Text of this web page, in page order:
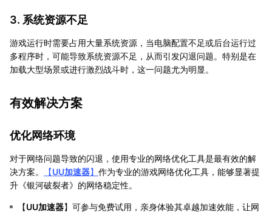
3. 系统资源不足
游戏运行时需要占用大量系统资源，当电脑配置不足或后台运行过
多程序时，可能导致系统资源不足，从而引发闪退问题。特别是在
加载大型场景或进行激烈战斗时，这一问题尤为明显。
有效解决方案
优化网络环境
对于网络问题导致的闪退，使用专业的网络优化工具是最有效的解
决方案。
【UU加速器】 作为专业的游戏网络优化工具，能够显著提
升《银河破裂者》的网络稳定性。
【UU加速器】可参与免费试用，亲身体验其卓越加速效能，让网